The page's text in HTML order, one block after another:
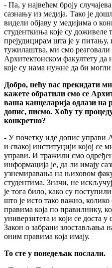
- Па, у највећем броју
сазнању из медија. Тако је
видели објаву у медијима о
студенткиња које су
прејудицирам шта је у питању,
тужилаштва, ми смо
Архитектонском факултету да
које су нама нужне да би
Добро, нећу вас прекидати
кажете обратили смо се
ваша канцеларија одлази на
допис, писмо. Хоћу ту
конкретно?
- У почетку иде допис управи
и свакој институцији којој се
управи. И тражили смо
информација је, да ли имају
узнемиравања на њиховом
студентима. Значи, не
је тога било, како су
што је исто тако важно,
правима која по правилнику,
универзитета и који се доста
Закон о забрани злостављања
оним правима која имају.
То сте у понедељак послали.